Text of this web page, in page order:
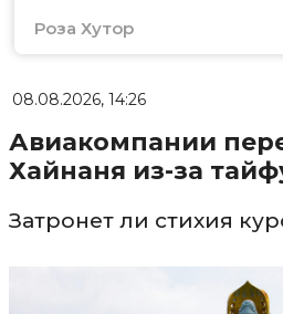
Роза Хутор
08.08.2026, 14:26
Авиакомпании
Хайнаня из-за
Затронет ли стихия